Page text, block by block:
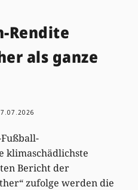
Rendite
als ganze
klimaschädlichste
Bericht der
zufolge werden die